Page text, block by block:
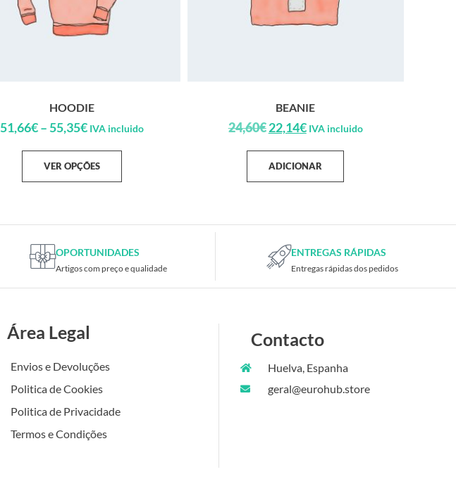
HOODIE
51,66€– 55,35€ IVA incluido
VER OPÇÕES
BEANIE
24,60€22,14€ IVA incluido
ADICIONAR
OPORTUNIDADES
Artigos com preço e qualidade
ENTREGAS RÁPIDAS
Entregas rápidas dos pedidos
Área Legal
Envios e Devoluções
Politica de Cookies
Politica de Privacidade
Termos e Condições
Contacto
Huelva, Espanha
geral@eurohub.store